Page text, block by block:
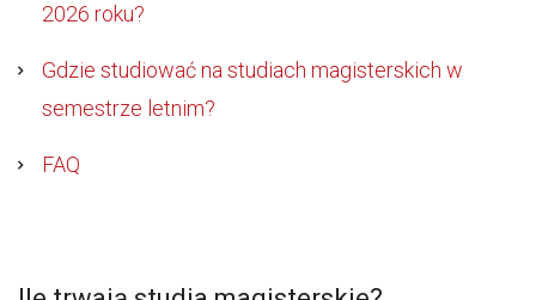
2026 roku?
Gdzie studiować na studiach magisterskich w
semestrze letnim?
FAQ